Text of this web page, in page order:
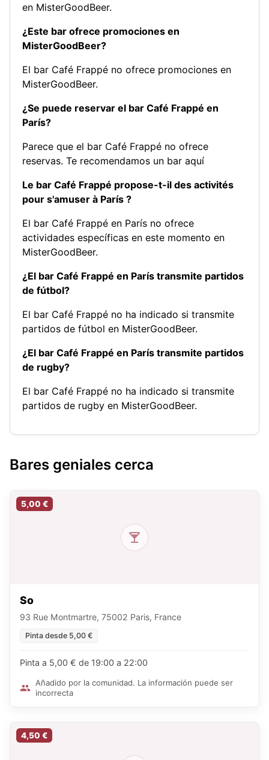
en MisterGoodBeer.
¿Este bar ofrece promociones en
MisterGoodBeer?
El bar Café Frappé no ofrece promociones en
MisterGoodBeer.
¿Se puede reservar el bar Café Frappé en
París?
Parece que el bar Café Frappé no ofrece
reservas. Te recomendamos un bar aquí
Le bar Café Frappé propose-t-il des activités
pour s'amuser à París ?
El bar Café Frappé en París no ofrece
actividades específicas en este momento en
MisterGoodBeer.
¿El bar Café Frappé en París transmite partidos
de fútbol?
El bar Café Frappé no ha indicado si transmite
partidos de fútbol en MisterGoodBeer.
¿El bar Café Frappé en París transmite partidos
de rugby?
El bar Café Frappé no ha indicado si transmite
partidos de rugby en MisterGoodBeer.
Bares geniales cerca
5,00 €
So
93 Rue Montmartre, 75002 Paris, France
Pinta desde 5,00 €
Pinta a 5,00 € de 19:00 a 22:00
Añadido por la comunidad. La información puede ser
incorrecta
4,50 €